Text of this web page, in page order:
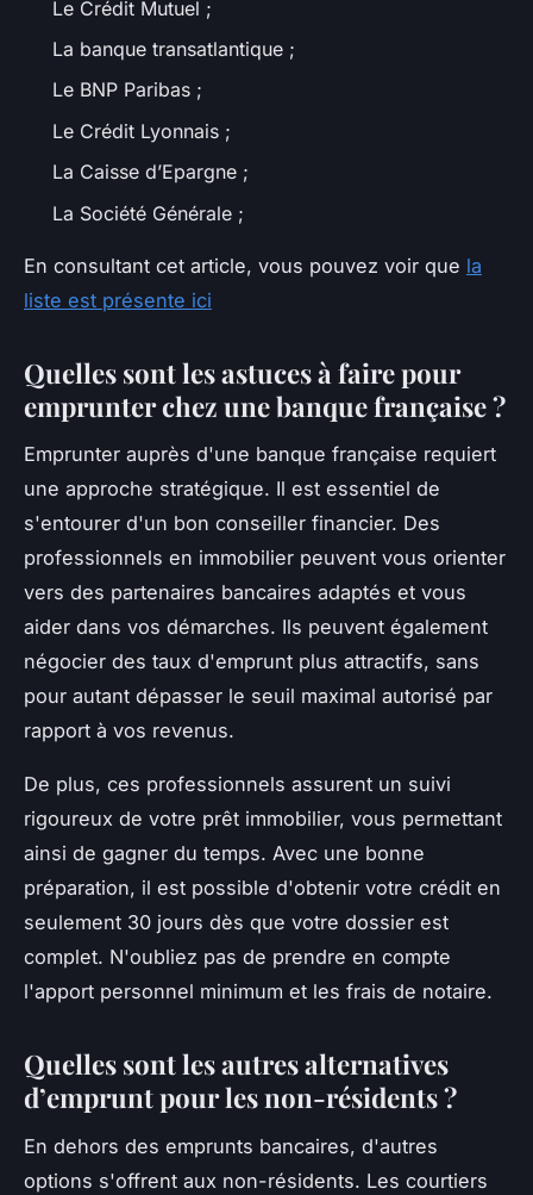
Le Crédit Mutuel ;
La banque transatlantique ;
Le BNP Paribas ;
Le Crédit Lyonnais ;
La Caisse d’Epargne ;
La Société Générale ;
En consultant cet article, vous pouvez voir que la
liste est présente ici
Quelles sont les astuces à faire pour
emprunter chez une banque française ?
Emprunter auprès d'une banque française requiert
une approche stratégique. Il est essentiel de
s'entourer d'un bon conseiller financier. Des
professionnels en immobilier peuvent vous orienter
vers des partenaires bancaires adaptés et vous
aider dans vos démarches. Ils peuvent également
négocier des taux d'emprunt plus attractifs, sans
pour autant dépasser le seuil maximal autorisé par
rapport à vos revenus.
De plus, ces professionnels assurent un suivi
rigoureux de votre prêt immobilier, vous permettant
ainsi de gagner du temps. Avec une bonne
préparation, il est possible d'obtenir votre crédit en
seulement 30 jours dès que votre dossier est
complet. N'oubliez pas de prendre en compte
l'apport personnel minimum et les frais de notaire.
Quelles sont les autres alternatives
d’emprunt pour les non-résidents ?
En dehors des emprunts bancaires, d'autres
options s'offrent aux non-résidents. Les courtiers